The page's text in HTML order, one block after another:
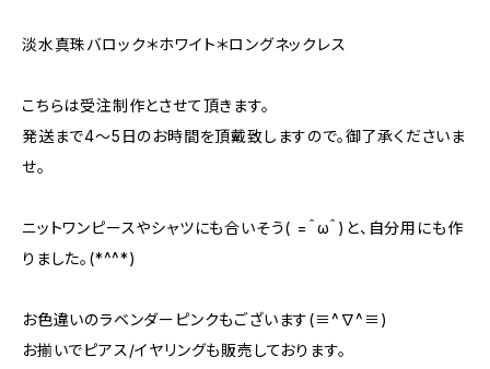
淡水真珠バロック＊ホワイト＊ロングネックレス
こちらは受注制作とさせて頂きます。
発送まで4～5日のお時間を頂戴致しますので。御了承くださいま
せ。
ニットワンピースやシャツにも合いそう( =＾ω＾)と、自分用にも作
りました。(*^^*)
お色違いのラベンダーピンクもございます(≡^∇^≡)
お揃いでピアス/イヤリングも販売しております。